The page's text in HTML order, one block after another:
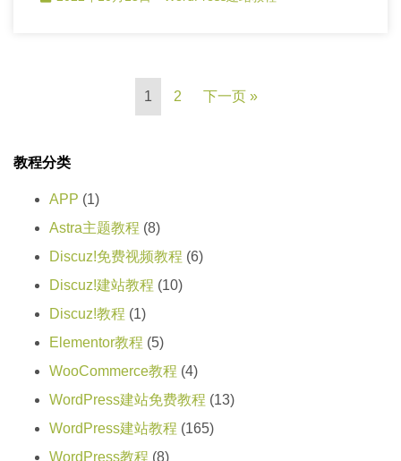
1 2 下一页 »
教程分类
APP (1)
Astra主题教程 (8)
Discuz!免费视频教程 (6)
Discuz!建站教程 (10)
Discuz!教程 (1)
Elementor教程 (5)
WooCommerce教程 (4)
WordPress建站免费教程 (13)
WordPress建站教程 (165)
WordPress教程 (8)